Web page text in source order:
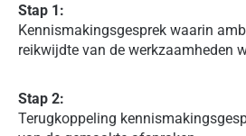
Stap 1:
Kennismakingsgesprek waarin
reikwijdte van de werkzaamheden
Stap 2:
Terugkoppeling